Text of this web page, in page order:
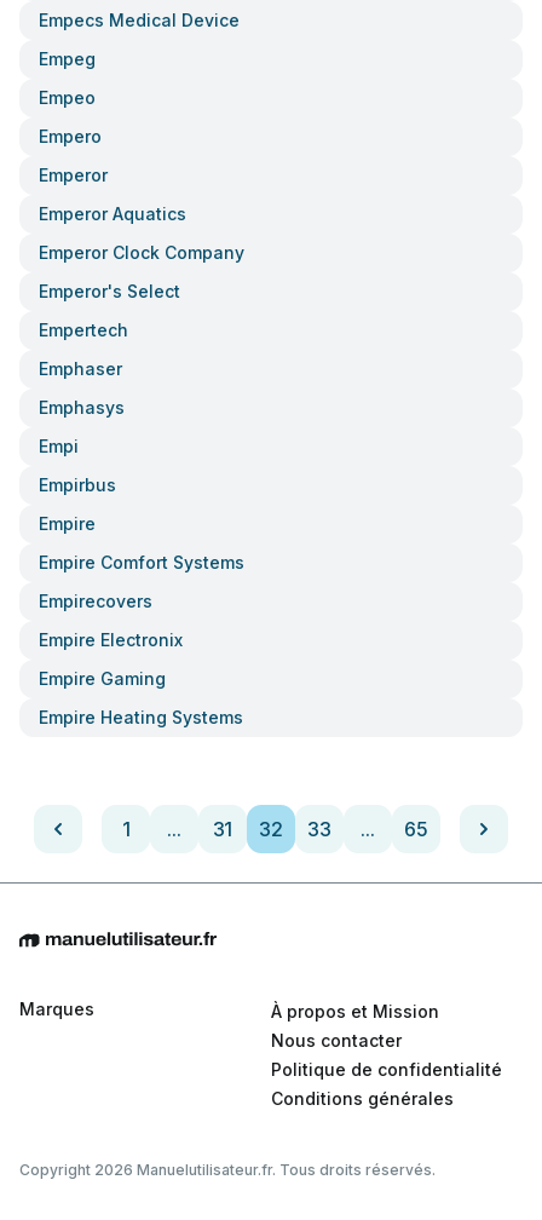
Empecs Medical Device
Empeg
Empeo
Empero
Emperor
Emperor Aquatics
Emperor Clock Company
Emperor's Select
Empertech
Emphaser
Emphasys
Empi
Empirbus
Empire
Empire Comfort Systems
Empirecovers
Empire Electronix
Empire Gaming
Empire Heating Systems
1 ... 31 32 33 ... 65
Marques
À propos et Mission
Nous contacter
Politique de confidentialité
Conditions générales
Copyright 2026 Manuelutilisateur.fr. Tous droits réservés.